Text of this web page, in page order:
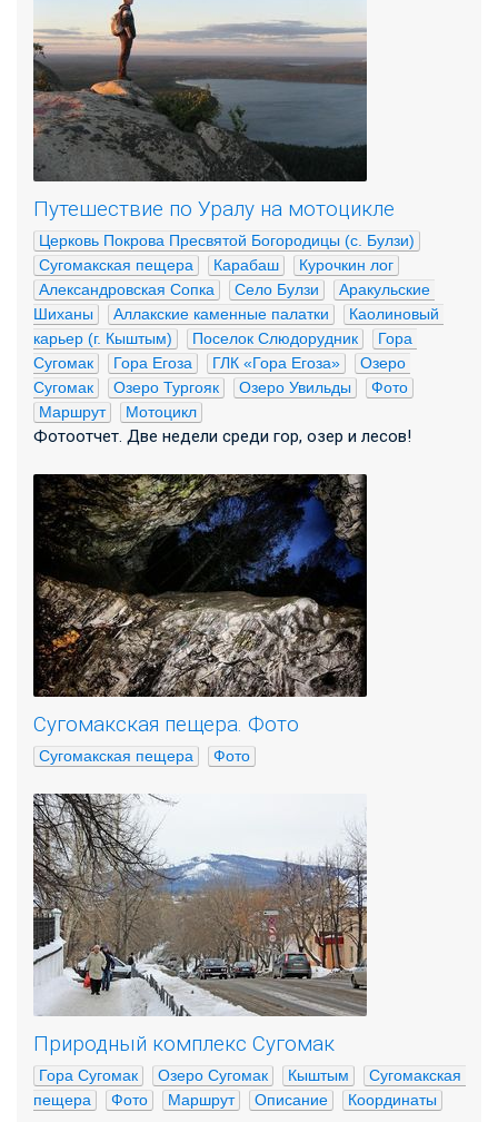
Путешествие по Уралу на мотоцикле
Церковь Покрова Пресвятой Богородицы (с. Булзи)
Сугомакская пещера
Карабаш
Курочкин лог
Александровская Сопка
Село Булзи
Аракульские
Шиханы
Аллакские каменные палатки
Каолиновый
карьер (г. Кыштым)
Поселок Слюдорудник
Гора
Сугомак
Гора Егоза ГЛК «Гора Егоза»
Озеро
Сугомак
Озеро Тургояк Озеро Увильды
Фото
Маршрут
Мотоцикл
Фотоотчет. Две недели среди гор, озер и лесов!
Сугомакская пещера. Фото
Сугомакская пещера Фото
Природный комплекс Сугомак
Гора Сугомак Озеро Сугомак Кыштым
Сугомакская
пещера
Фото Маршрут Описание Координаты